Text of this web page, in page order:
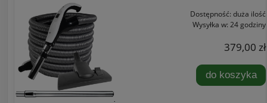
Dostępność: duża ilość
Wysyłka w: 24 godziny
379,00 zł
do koszyka